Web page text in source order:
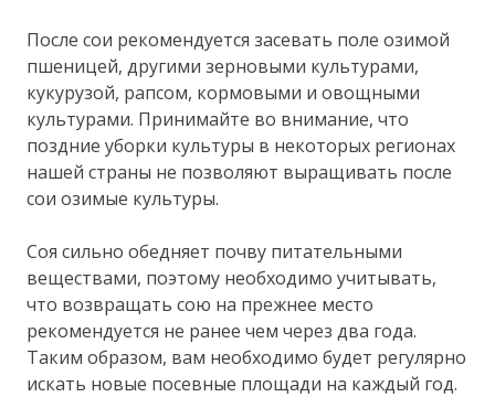
После сои рекомендуется засевать поле озимой
пшеницей, другими зерновыми культурами,
кукурузой, рапсом, кормовыми и овощными
культурами. Принимайте во внимание, что
поздние уборки культуры в некоторых регионах
нашей страны не позволяют выращивать после
сои озимые культуры.
Соя сильно обедняет почву питательными
веществами, поэтому необходимо учитывать,
что возвращать сою на прежнее место
рекомендуется не ранее чем через два года.
Таким образом, вам необходимо будет регулярно
искать новые посевные площади на каждый год.